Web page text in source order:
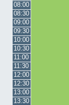
08:00
08:30
09:00
09:30
10:00
10:30
11:00
11:30
12:00
12:30
13:00
13:30